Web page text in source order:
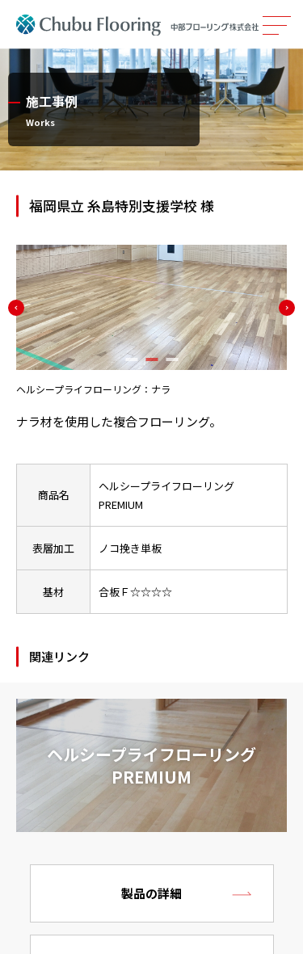
製品情報
カタログ
施工事例
メンテナンス
会社案内
採用情報
サステナビリティ
ニュース
製品検索
施工事例
Works
福岡県立 糸島特別支援学校 様
ヘルシープライフローリング：ナラ
ナラ材を使用した複合フローリング。
商品名
ヘルシープライフローリング
PREMIUM
表層加工 ノコ挽き単板
基材 合板Ｆ☆☆☆☆
関連リンク
ヘルシープライフローリング
PREMIUM
製品の詳細